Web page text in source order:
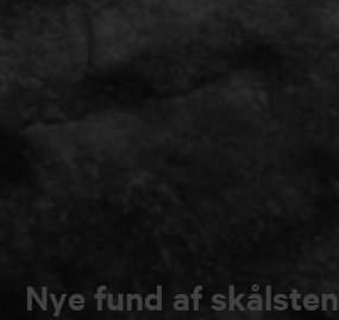
Nye fund af skålsten